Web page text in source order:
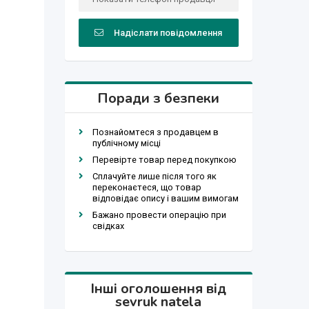
Надіслати повідомлення
Поради з безпеки
Познайомтеся з продавцем в
публічному місці
Перевірте товар перед покупкою
Сплачуйте лише після того як
переконаєтеся, що товар
відповідає опису і вашим вимогам
Бажано провести операцію при
свідках
Інші оголошення від
sevruk natela